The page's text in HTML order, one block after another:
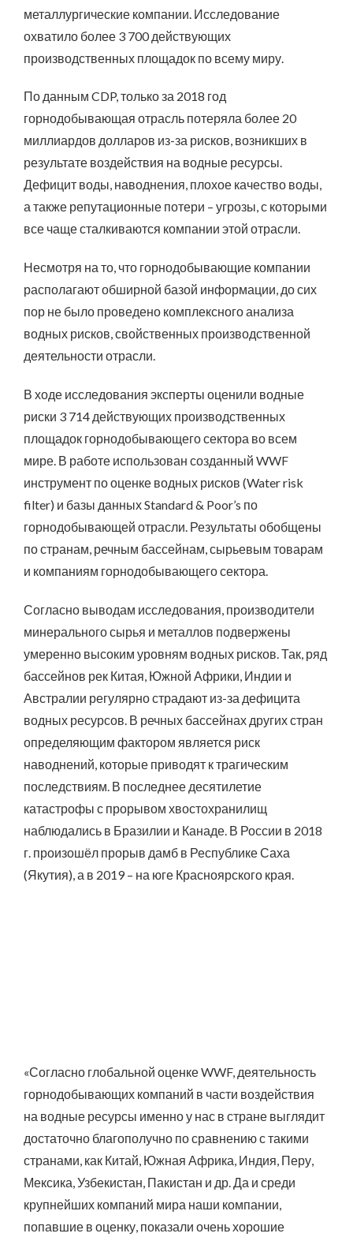
металлургические компании. Исследование
охватило более 3 700 действующих
производственных площадок по всему миру.
По данным CDP, только за 2018 год
горнодобывающая отрасль потеряла более 20
миллиардов долларов из-за рисков, возникших в
результате воздействия на водные ресурсы.
Дефицит воды, наводнения, плохое качество воды,
а также репутационные потери – угрозы, с которыми
все чаще сталкиваются компании этой отрасли.
Несмотря на то, что горнодобывающие компании
располагают обширной базой информации, до сих
пор не было проведено комплексного анализа
водных рисков, свойственных производственной
деятельности отрасли.
В ходе исследования эксперты оценили водные
риски 3 714 действующих производственных
площадок горнодобывающего сектора во всем
мире. В работе использован созданный WWF
инструмент по оценке водных рисков (Water risk
filter) и базы данных Standard & Poor’s по
горнодобывающей отрасли. Результаты обобщены
по странам, речным бассейнам, сырьевым товарам
и компаниям горнодобывающего сектора.
Согласно выводам исследования, производители
минерального сырья и металлов подвержены
умеренно высоким уровням водных рисков. Так, ряд
бассейнов рек Китая, Южной Африки, Индии и
Австралии регулярно страдают из-за дефицита
водных ресурсов. В речных бассейнах других стран
определяющим фактором является риск
наводнений, которые приводят к трагическим
последствиям. В последнее десятилетие
катастрофы с прорывом хвостохранилищ
наблюдались в Бразилии и Канаде. В России в 2018
г. произошёл прорыв дамб в Республике Саха
(Якутия), а в 2019 – на юге Красноярского края.
«Согласно глобальной оценке WWF, деятельность
горнодобывающих компаний в части воздействия
на водные ресурсы именно у нас в стране выглядит
достаточно благополучно по сравнению с такими
странами, как Китай, Южная Африка, Индия, Перу,
Мексика, Узбекистан, Пакистан и др. Да и среди
крупнейших компаний мира наши компании,
попавшие в оценку, показали очень хорошие